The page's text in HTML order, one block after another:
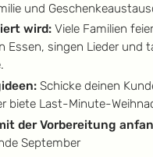
und
wird:Viele Familien
Essen, singen Lieder und
Schicke deinen
biete Last-Minute-
der Vorbereitung
September